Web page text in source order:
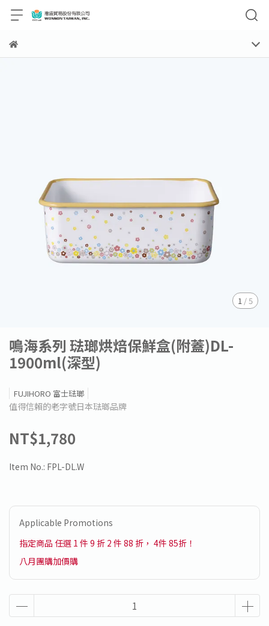
1 /5
鳴海系列 琺瑯烘焙保鮮盒(附蓋)DL-
1900ml(深型)
FUJIHORO 富士琺瑯
值得信賴的老字號日本琺瑯品牌
NT$1,780
Item No.: FPL-DL.W
Applicable Promotions
指定商品 任選 1 件 9 折 2 件 88 折， 4件 85折！
八月團購加價購